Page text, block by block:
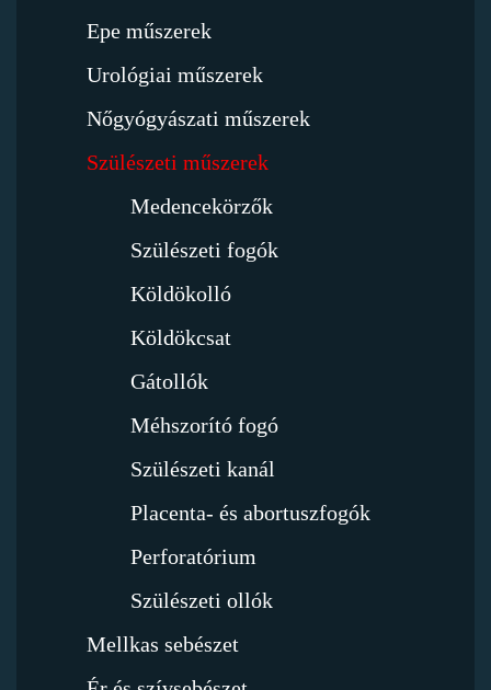
Epe műszerek
Urológiai műszerek
Nőgyógyászati műszerek
Szülészeti műszerek
Medencekörzők
Szülészeti fogók
Köldökolló
Köldökcsat
Gátollók
Méhszorító fogó
Szülészeti kanál
Placenta- és abortuszfogók
Perforatórium
Szülészeti ollók
Mellkas sebészet